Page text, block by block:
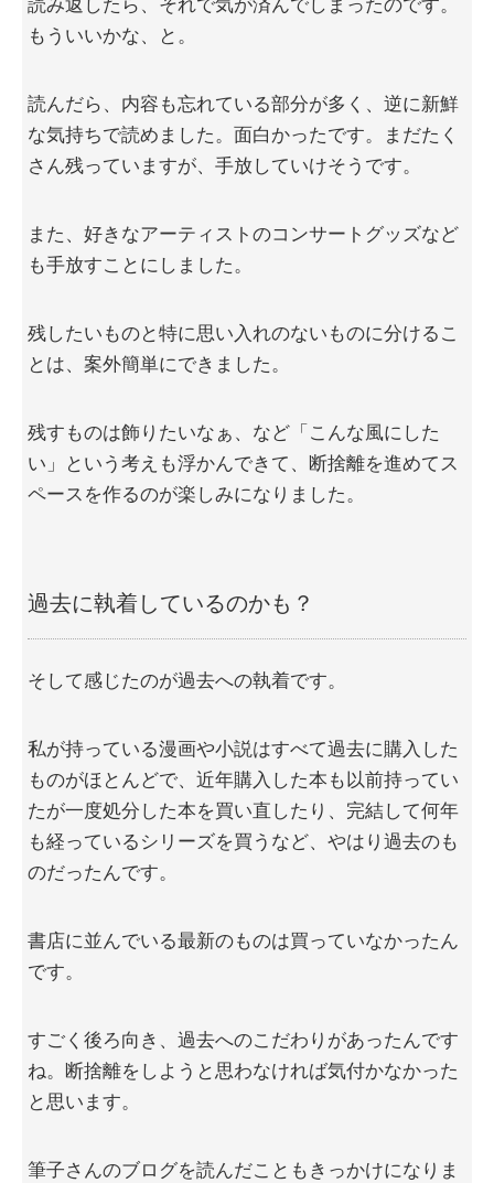
読み返したら、それで気が済んでしまったのです。
もういいかな、と。
読んだら、内容も忘れている部分が多く、逆に新鮮
な気持ちで読めました。面白かったです。まだたく
さん残っていますが、手放していけそうです。
また、好きなアーティストのコンサートグッズなど
も手放すことにしました。
残したいものと特に思い入れのないものに分けるこ
とは、案外簡単にできました。
残すものは飾りたいなぁ、など「こんな風にした
い」という考えも浮かんできて、断捨離を進めてス
ペースを作るのが楽しみになりました。
過去に執着しているのかも？
そして感じたのが過去への執着です。
私が持っている漫画や小説はすべて過去に購入した
ものがほとんどで、近年購入した本も以前持ってい
たが一度処分した本を買い直したり、完結して何年
も経っているシリーズを買うなど、やはり過去のも
のだったんです。
書店に並んでいる最新のものは買っていなかったん
です。
すごく後ろ向き、過去へのこだわりがあったんです
ね。断捨離をしようと思わなければ気付かなかった
と思います。
筆子さんのブログを読んだこともきっかけになりま